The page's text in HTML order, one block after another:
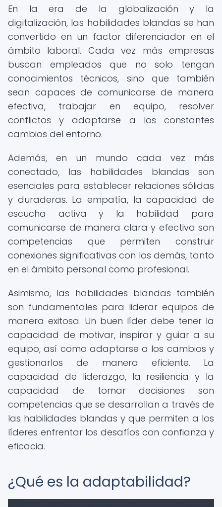
En la era de la globalización y la
digitalización, las habilidades blandas se han
convertido en un factor diferenciador en el
ámbito laboral. Cada vez más empresas
buscan empleados que no solo tengan
conocimientos técnicos, sino que también
sean capaces de comunicarse de manera
efectiva, trabajar en equipo, resolver
conflictos y adaptarse a los constantes
cambios del entorno.
Además, en un mundo cada vez más
conectado, las habilidades blandas son
esenciales para establecer relaciones sólidas
y duraderas. La empatía, la capacidad de
escucha activa y la habilidad para
comunicarse de manera clara y efectiva son
competencias que permiten construir
conexiones significativas con los demás, tanto
en el ámbito personal como profesional.
Asimismo, las habilidades blandas también
son fundamentales para liderar equipos de
manera exitosa. Un buen líder debe tener la
capacidad de motivar, inspirar y guiar a su
equipo, así como adaptarse a los cambios y
gestionarlos de manera eficiente. La
capacidad de liderazgo, la resiliencia y la
capacidad de tomar decisiones son
competencias que se desarrollan a través de
las habilidades blandas y que permiten a los
líderes enfrentar los desafíos con confianza y
eficacia.
¿Qué es la adaptabilidad?